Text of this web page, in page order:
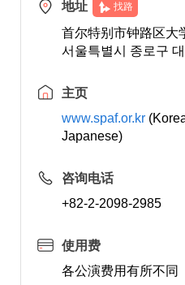
地址 找路
首尔特别市钟路区大
서울특별시 종로구
主页
www.spaf.or.kr
Japanese)
咨询电话
+82-2-2098-2985
使用费
各公演费用有所不同